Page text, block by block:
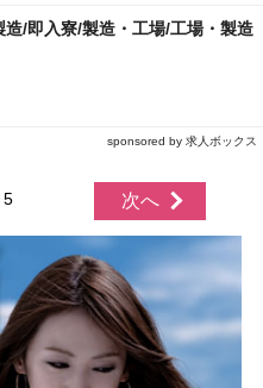
造/即入寮/製造・工場/工場・製造
sponsored by 求人ボックス
5 次へ